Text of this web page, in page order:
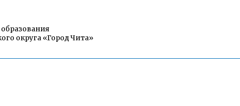
округа «Город Чита»